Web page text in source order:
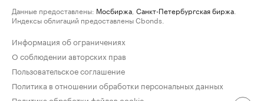
Данные предоставлены: Мосбиржа Санкт-Петербургская биржа
Индексы облигаций предоставлены Cbonds.
Информация об ограничениях
О соблюдении авторских прав
Пользовательское соглашение
Политика в отношении обработки персональных данных